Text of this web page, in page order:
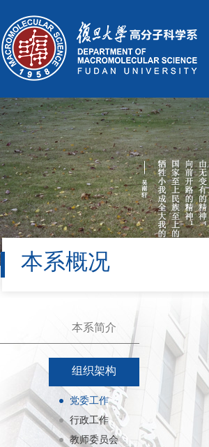
本系概况
本系简介
组织架构
党委工作
行政工作
教师委员会